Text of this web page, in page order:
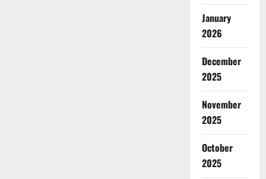
January
2026
December
2025
November
2025
October
2025